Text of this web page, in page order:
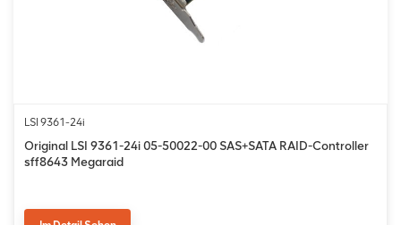
LSI 9361-24i
Original LSI 9361-24i 05-50022-00 SAS+SATA RAID-Controller
sff8643 Megaraid